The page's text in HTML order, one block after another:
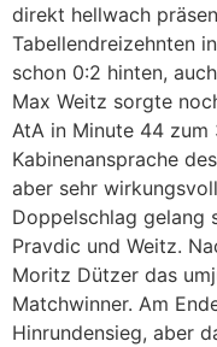
direkt hellwach
Tabellendreizehnten
schon 0:2 hinten,
Max Weitz sorgte
AtA in Minute 44 zum
Kabinenansprache
aber sehr
Doppelschlag gelang
Pravdic und Weitz.
Moritz Dützer das
Matchwinner. Am
Hinrundensieg, aber